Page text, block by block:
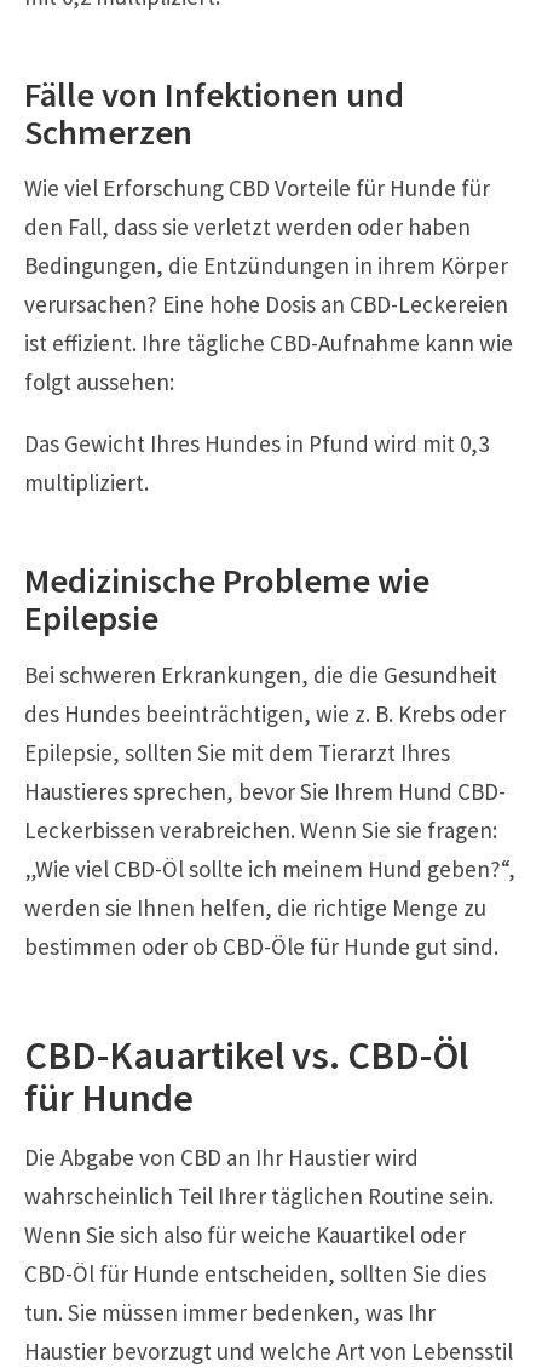
Fälle von Infektionen und
Schmerzen
Wie viel Erforschung CBD Vorteile für Hunde für
den Fall, dass sie verletzt werden oder haben
Bedingungen, die Entzündungen in ihrem Körper
verursachen? Eine hohe Dosis an CBD-Leckereien
ist effizient. Ihre tägliche CBD-Aufnahme kann wie
folgt aussehen:
Das Gewicht Ihres Hundes in Pfund wird mit 0,3
multipliziert.
Medizinische Probleme wie
Epilepsie
Bei schweren Erkrankungen, die die Gesundheit
des Hundes beeinträchtigen, wie z. B. Krebs oder
Epilepsie, sollten Sie mit dem Tierarzt Ihres
Haustieres sprechen, bevor Sie Ihrem Hund CBD-
Leckerbissen verabreichen. Wenn Sie sie fragen:
„Wie viel CBD-Öl sollte ich meinem Hund geben?“,
werden sie Ihnen helfen, die richtige Menge zu
bestimmen oder ob CBD-Öle für Hunde gut sind.
CBD-Kauartikel vs. CBD-Öl
für Hunde
Die Abgabe von CBD an Ihr Haustier wird
wahrscheinlich Teil Ihrer täglichen Routine sein.
Wenn Sie sich also für weiche Kauartikel oder
CBD-Öl für Hunde entscheiden, sollten Sie dies
tun. Sie müssen immer bedenken, was Ihr
Haustier bevorzugt und welche Art von Lebensstil